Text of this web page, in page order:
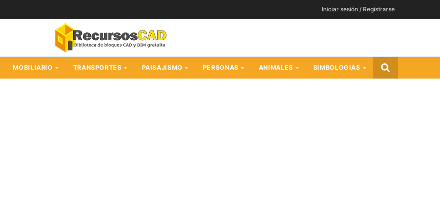
Iniciar sesión / Registrarse
MOBILIARIO TRANSPORTES PAISAJISMO PERSONAS ANIMALES SIMBOLOGIAS